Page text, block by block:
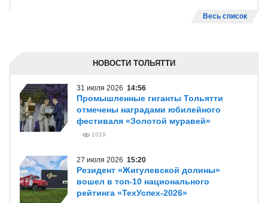
Весь список
НОВОСТИ ТОЛЬЯТТИ
31 июля 2026 14:56
Промышленные гиганты Тольятти
отмечены наградами юбилейного
фестиваля «Золотой муравей»
1019
27 июля 2026 15:20
Резидент «Жигулевской долины»
вошел в топ-10 национального
рейтинга «ТехУспех-2026»